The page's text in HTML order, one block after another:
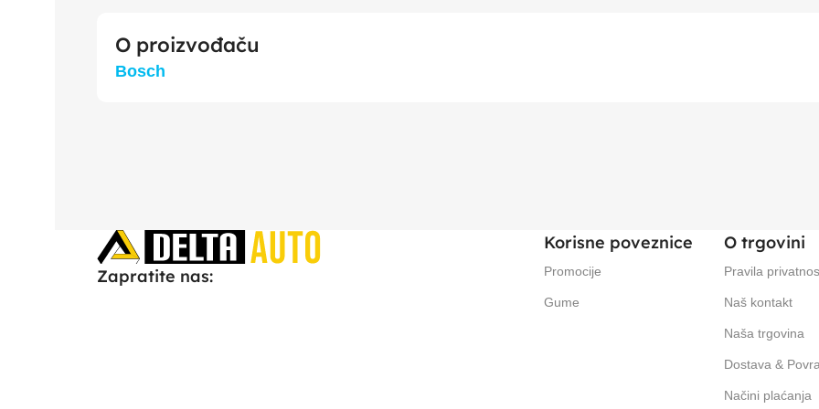
O proizvođaču
Bosch
Zapratite nas:
Korisne poveznice
Promocije
Gume
O trgovini
Pravila
Naš kontakt
Naša trgovina
Dostava &
Načini plaćanja